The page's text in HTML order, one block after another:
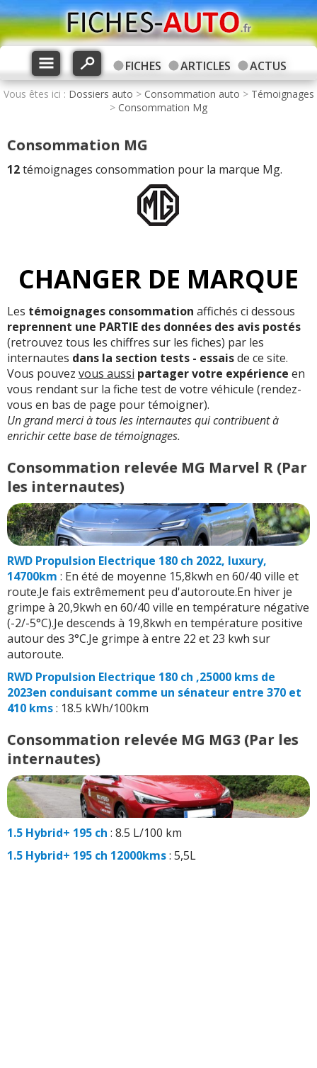
FICHES ARTICLES ACTUS
Vous êtes ici : Dossiers auto > Consommation auto > Témoignages
> Consommation Mg
Consommation MG
12témoignages consommation pour la marque Mg.
CHANGER DE MARQUE
Les témoignages consommation affichés ci dessous
reprennent une PARTIE des données des avis postés
(retrouvez tous les chiffres sur les fiches) par les
internautes dans la section tests - essaisde ce site.
Vous pouvez vous aussi partager votre expérience en
vous rendant sur la fiche test de votre véhicule (rendez-
vous en bas de page pour témoigner).
Un grand merci à tous les internautes qui contribuent à
enrichir cette base de témoignages.
Consommation relevée MG Marvel R (Par
les internautes)
RWD Propulsion Electrique 180 ch 2022, luxury,
14700km : En été de moyenne 15,8kwh en 60/40 ville et
route.Je fais extrêmement peu d'autoroute.En hiver je
grimpe à 20,9kwh en 60/40 ville en température négative
(-2/-5°C).Je descends à 19,8kwh en température positive
autour des 3°C.Je grimpe à entre 22 et 23 kwh sur
autoroute.
RWD Propulsion Electrique 180 ch ,25000 kms de
2023en conduisant comme un sénateur entre 370 et
410 kms: 18.5 kWh/100km
Consommation relevée MG MG3 (Par les
internautes)
1.5 Hybrid+ 195 ch : 8.5 L/100 km
1.5 Hybrid+ 195 ch 12000kms: 5,5L